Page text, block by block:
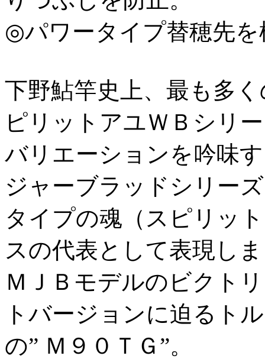
◎パワータイプ替穂先を
下野鮎竿史上、最も多
ピリットアユＷＢシリ
バリエーションを吟味
ジャーブラッドシリー
タイプの魂（スピリッ
スの代表として表現し
ＭＪＢモデルのビクト
トバージョンに迫るト
の” Ｍ９０ＴＧ”。